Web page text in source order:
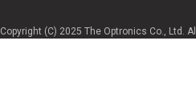
Copyright (C) 2025 The Optronics Co., Ltd.